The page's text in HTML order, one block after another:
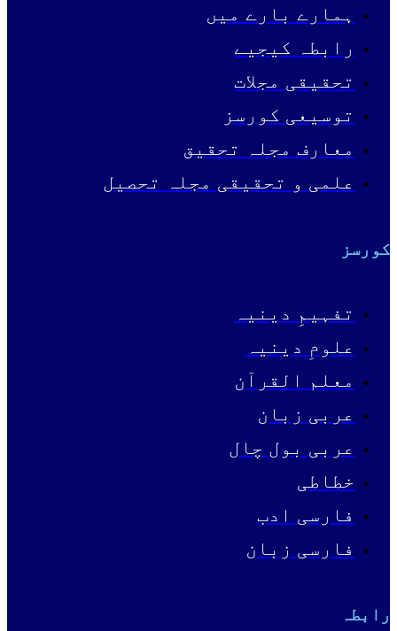
ہمارے بارے میں
رابطہ کیجیے
تحقیقی مجلات
توسیعی کورسز
معارف مجلہ تحقیق
علمی و تحقیقی مجلہ تحصیل
کورسز
تفہیمِ دینیہ
علومِ دینیہ
معلم القرآن
عربی زبان
عربی بول چال
خطاطی
فارسی ادب
فارسی زبان
رابطہ